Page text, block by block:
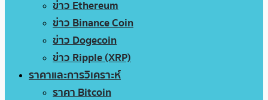
ข่าว Ethereum
ข่าว Binance Coin
ข่าว Dogecoin
ข่าว Ripple (XRP)
ราคาและการวิเคราะห์
ราคา Bitcoin